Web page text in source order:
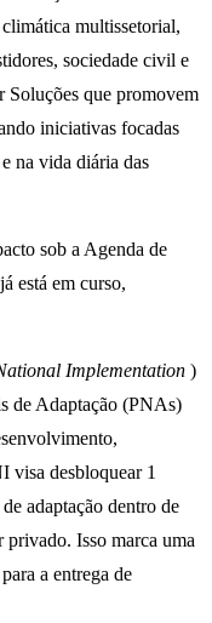
multissetorial,
sociedade civil e
Soluções que promovem
iniciativas focadas
na vida diária das
sob a Agenda de
está em curso,
Implementation )
de Adaptação (PNAs)
visa desbloquear 1
adaptação dentro de
privado. Isso marca uma
a entrega de